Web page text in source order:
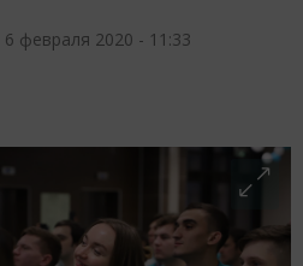
6 февраля 2020 - 11:33